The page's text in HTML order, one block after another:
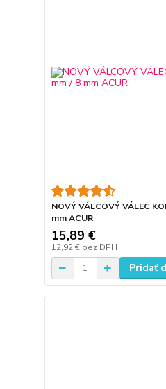
NOVÝ VÁLCOVÝ VÁLEC
mm ACUR
15,89 €
12,92 € bez DPH
Pridať